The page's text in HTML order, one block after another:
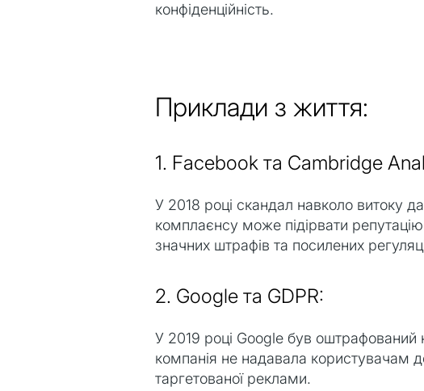
конфіденційність.
Приклади з життя:
1. Facebook та Cambridge
У 2018 році скандал навколо витоку
комплаєнсу може підірвати репутацію
значних штрафів та посилених
2. Google та GDPR:
У 2019 році Google був
компанія не надавала користувачам
таргетованої реклами.